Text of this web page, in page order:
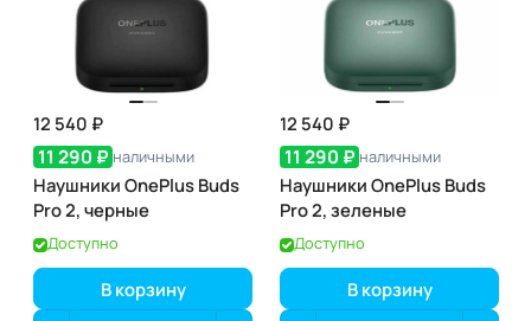
12 540 ₽
11 290 ₽ наличными
Наушники OnePlus Buds
Pro 2, черные
Доступно
В корзину
12 540 ₽
11 290 ₽ наличными
Наушники OnePlus Buds
Pro 2, зеленые
Доступно
В корзину